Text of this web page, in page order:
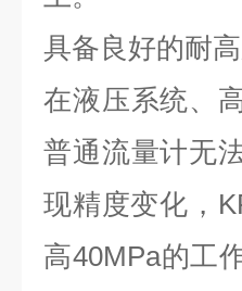
具备良好的耐
在液压系统、
普通流量计无
现精度变化，
高40MPa的工